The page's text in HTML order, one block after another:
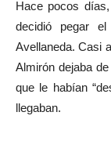
Hace pocos
decidió pegar
Avellaneda. Casi
Almirón dejaba
que le habían
llegaban.